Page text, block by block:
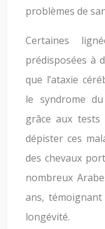
problèmes de
Certaines
prédisposées à
que l’ataxie
le syndrome
grâce aux tests
dépister ces
des chevaux
nombreux
ans,
longévité.